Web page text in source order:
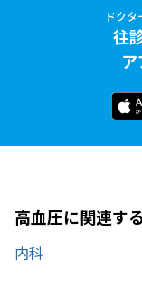
ドク
往
高血圧に関連す
内科